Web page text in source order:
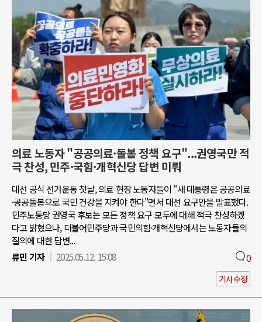
의료 노동자 "공공의료·돌봄 정책 요구"...권영국만 적
극 찬성, 민주·국힘·개혁신당 답변 미뤄
대선 공식 선거운동 첫날, 의료 현장 노동자들이 "새 대통령은 공공의료
·공공돌봄으로 국민 건강을 지켜야 한다"면서 대선 요구안을 발표했다.
민주노동당 권영국 후보는 모든 정책 요구 모두에 대해 적극 찬성하겠
다고 밝혔으나, 더불어민주당과 국민의힘·개혁신당에서는 노동자들의
질의에 대한 답변...
류민 기자
2025.05.12. 15:08 0
기사수정